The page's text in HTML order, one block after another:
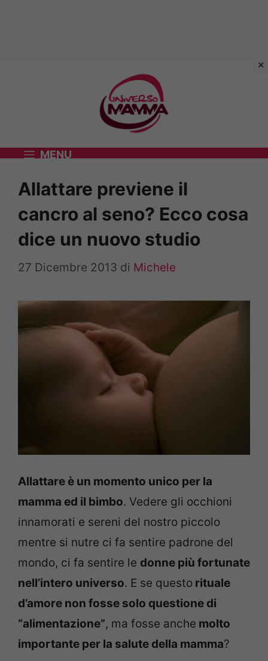
MENU
Allattare previene il
cancro al seno? Ecco cosa
dice un nuovo studio
27 Dicembre 2013 di Michele
Allattare è un momento unico per la
mamma ed il bimbo. Vedere gli occhioni
innamorati e sereni del nostro piccolo
mentre si nutre ci fa sentire padrone del
mondo, ci fa sentire le donne più fortunate
nell’intero universo. E se questo rituale
d’amore non fosse solo questione di
“alimentazione”, ma fosse anche molto
importante per la salute della mamma?